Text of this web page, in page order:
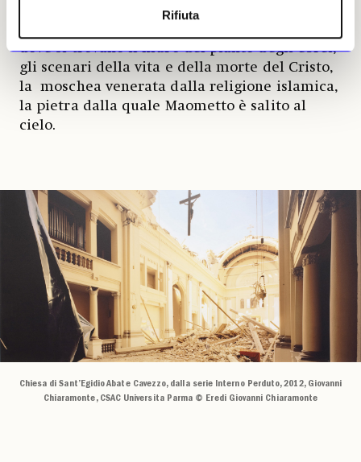
Rifiuta
Soprattutto del luogo dove si intrecciano le
dove si trovano il muro del pianto degli ebrei,
gli scenari della vita e della morte del Cristo,
la moschea venerata dalla religione islamica,
la pietra dalla quale Maometto è salito al
cielo.
Chiesa di Sant’Egidio Abate Cavezzo, dalla serie Interno Perduto, 2012, Giovanni
Chiaramonte, CSAC Universita Parma © Eredi Giovanni Chiaramonte